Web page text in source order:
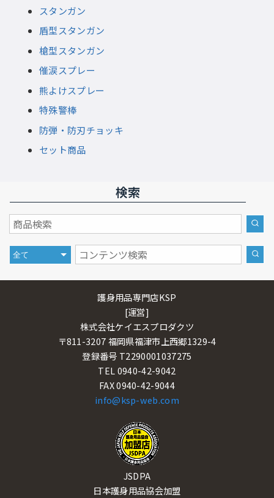
スタンガン
盾型スタンガン
槍型スタンガン
催涙スプレー
熊よけスプレー
特殊警棒
防弾・防刃チョッキ
セット商品
検索
護身用品専門店KSP
[運営]
株式会社ケイエスプロダクツ
〒811-3207 福岡県福津市上西郷1329-4
登録番号 T2290001037275
TEL 0940-42-9042
FAX 0940-42-9044
info@ksp-web.com
JSDPA
日本護身用品協会加盟